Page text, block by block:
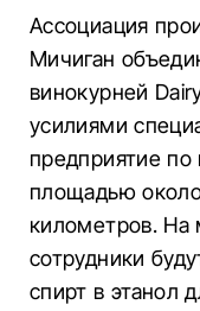
Ассоциация
Мичиган
винокурней
усилиями
предприятие
площадью
километров.
сотрудники
спирт в этанол